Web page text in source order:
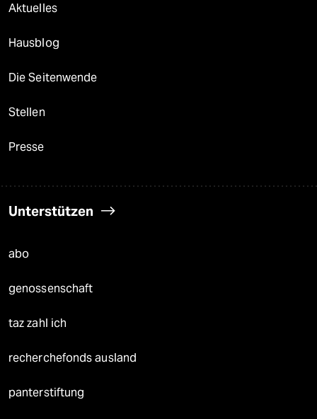
Aktuelles
Hausblog
Die Seitenwende
Stellen
Presse
Unterstützen
abo
genossenschaft
taz zahl ich
recherchefonds ausland
panterstiftung